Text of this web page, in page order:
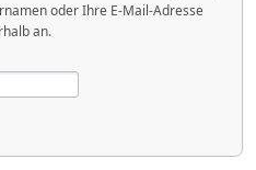
oder Ihre E-Mail-Adresse
an.